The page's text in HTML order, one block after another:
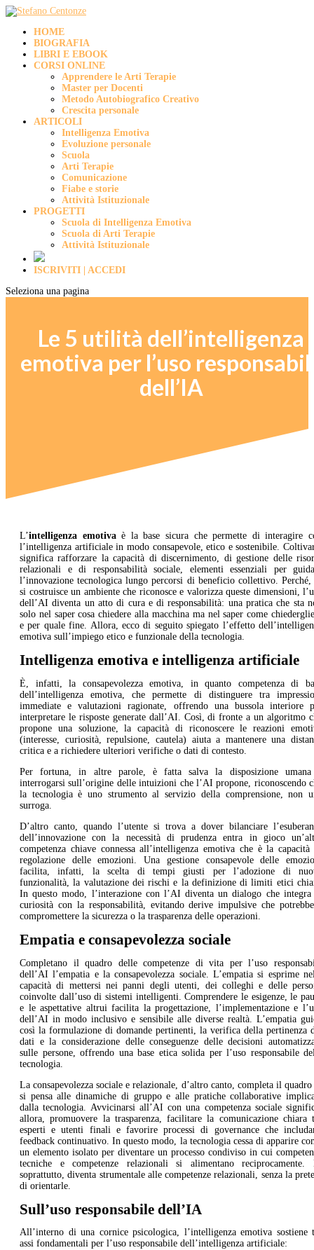
HOME
BIOGRAFIA
LIBRI E EBOOK
CORSI ONLINE
Apprendere le Arti Terapie
Master per Docenti
Metodo Autobiografico Creativo
Crescita personale
ARTICOLI
Intelligenza Emotiva
Evoluzione personale
Scuola
Arti Terapie
Comunicazione
Fiabe e storie
Attività Istituzionale
PROGETTI
Scuola di Intelligenza Emotiva
Scuola di Arti Terapie
Attività Istituzionale
ISCRIVITI | ACCEDI
Seleziona una pagina
Le 5 utilità dell’intelligenza
emotiva per l’uso
dell’IA
L’intelligenza emotivaè la base sicura che permette di interagire
l’intelligenza artificiale in modo consapevole, etico e sostenibile.
significa rafforzare la capacità di discernimento, di gestione delle
relazionali e di responsabilità sociale, elementi essenziali per
l’innovazione tecnologica lungo percorsi di beneficio collettivo. Perché,
si costruisce un ambiente che riconosce e valorizza queste dimensioni,
dell’AI diventa un atto di cura e di responsabilità: una pratica che sta
solo nel saper cosa chiedere alla macchina ma nel saper come
e per quale fine. Allora, ecco di seguito spiegato l’effetto
emotiva sull’impiego etico e funzionale della tecnologia.
Intelligenza emotiva e intelligenza artificiale
È, infatti, la consapevolezza emotiva, in quanto competenza di
dell’intelligenza emotiva, che permette di distinguere tra
immediate e valutazioni ragionate, offrendo una bussola interiore
interpretare le risposte generate dall’AI. Così, di fronte a un algoritmo
propone una soluzione, la capacità di riconoscere le reazioni
(interesse, curiosità, repulsione, cautela) aiuta a mantenere una
critica e a richiedere ulteriori verifiche o dati di contesto.
Per fortuna, in altre parole, è fatta salva la disposizione
interrogarsi sull’origine delle intuizioni che l’AI propone, riconoscendo
la tecnologia è uno strumento al servizio della comprensione, non
surroga.
D’altro canto, quando l’utente si trova a dover bilanciare
dell’innovazione con la necessità di prudenza entra in gioco
competenza chiave connessa all’intelligenza emotiva che è la
regolazione delle emozioni. Una gestione consapevole delle
facilita, infatti, la scelta di tempi giusti per l’adozione di
funzionalità, la valutazione dei rischi e la definizione di limiti etici
In questo modo, l’interazione con l’AI diventa un dialogo che integra
curiosità con la responsabilità, evitando derive impulsive che
compromettere la sicurezza o la trasparenza delle operazioni.
Empatia e consapevolezza sociale
Completano il quadro delle competenze di vita per l’uso
dell’AI l’empatia e la consapevolezza sociale. L’empatia si esprime
capacità di mettersi nei panni degli utenti, dei colleghi e delle
coinvolte dall’uso di sistemi intelligenti. Comprendere le esigenze, le
e le aspettative altrui facilita la progettazione, l’implementazione e
dell’AI in modo inclusivo e sensibile alle diverse realtà. L’empatia
così la formulazione di domande pertinenti, la verifica della pertinenza
dati e la considerazione delle conseguenze delle decisioni
sulle persone, offrendo una base etica solida per l’uso responsabile
tecnologia.
La consapevolezza sociale e relazionale, d’altro canto, completa il quadro
si pensa alle dinamiche di gruppo e alle pratiche collaborative
dalla tecnologia. Avvicinarsi all’AI con una competenza sociale
allora, promuovere la trasparenza, facilitare la comunicazione chiara
esperti e utenti finali e favorire processi di governance che
feedback continuativo. In questo modo, la tecnologia cessa di apparire
un elemento isolato per diventare un processo condiviso in cui
tecniche e competenze relazionali si alimentano reciprocamente.
soprattutto, diventa strumentale alle competenze relazionali, senza la
di orientarle.
Sull’uso responsabile dell’IA
All’interno di una cornice psicologica, l’intelligenza emotiva sostiene
assi fondamentali per l’uso responsabile dell’intelligenza artificiale: